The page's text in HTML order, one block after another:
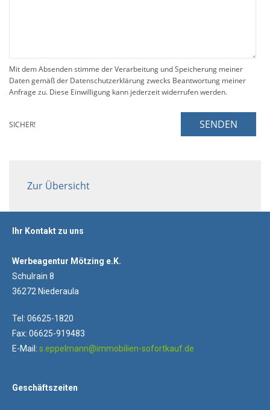
Mit dem Absenden stimme der Verarbeitung und Speicherung meiner
Daten gemäß der Datenschutzerklärung zwecks Beantwortung meiner
Anfrage zu. Diese Einwilligung kann jederzeit widerrufen werden.
SICHER! SENDEN
Zur Übersicht
Ihr Kontakt zu uns
Werbeagentur Mötzing e.K.
Schulrain 8
36272 Niederaula
Tel: 06625-1820
Fax: 06625-919483
E-Mail: s.eppelmann@immobilien-sofortkauf.de
Geschäftszeiten